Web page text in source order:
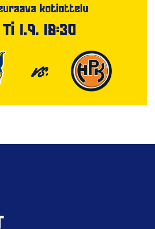
kotiottelu
Ti 1.9. 18:30
VS.